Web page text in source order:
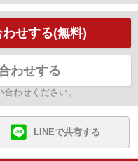
せする(無料)
わせする
わせください。
LINEで共有する